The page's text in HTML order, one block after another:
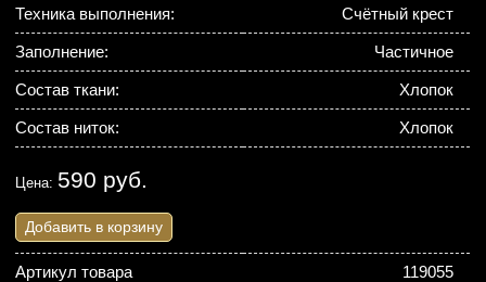
Техника выполнения: Счётный крест
Заполнение: Частичное
Состав ткани: Хлопок
Состав ниток: Хлопок
Цена: 590 руб.
Добавить в корзину
Артикул товара 119055